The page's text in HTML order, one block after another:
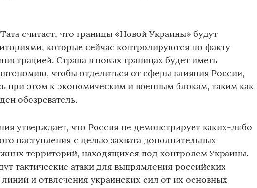
считает, что границы «Новой Украины» будут
которые сейчас контролируются по факту
Страна в новых границах будет иметь
чтобы отделиться от сферы влияния России,
при этом к экономическим и военным блокам, таким как
обозреватель.
утверждает, что Россия не демонстрирует каких-либо
наступления с целью захвата дополнительных
территорий, находящихся под контролем Украины.
тактические атаки для выпрямления российских
и отвлечения украинских сил от их основных